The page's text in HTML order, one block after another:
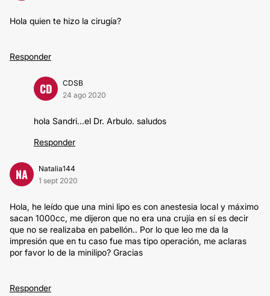
Hola quien te hizo la cirugía?
Responder
CD
CDSB
24 ago 2020
hola Sandri...el Dr. Arbulo. saludos
Responder
NA
Natalia144
1 sept 2020
Hola, he leído que una mini lipo es con anestesia local y máximo
sacan 1000cc, me dijeron que no era una crujía en sí es decir
que no se realizaba en pabellón.. Por lo que leo me da la
impresión que en tu caso fue mas tipo operación, me aclaras
por favor lo de la minilipo? Gracias
Responder